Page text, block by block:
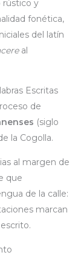
rústico y
fonética,
del latín
al
Escritas
de
(siglo
la Cogolla.
al margen de
que
de la calle:
marcan